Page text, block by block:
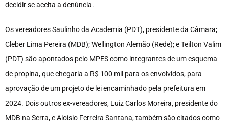
decidir se aceita a denúncia.
Os vereadores Saulinho da Academia (PDT), presidente da Câmara;
Cleber Lima Pereira (MDB); Wellington Alemão (Rede); e Teilton Valim
(PDT) são apontados pelo MPES como integrantes de um esquema
de propina, que chegaria a R$ 100 mil para os envolvidos, para
aprovação de um projeto de lei encaminhado pela prefeitura em
2024. Dois outros ex-vereadores, Luiz Carlos Moreira, presidente do
MDB na Serra, e Aloísio Ferreira Santana, também são citados como